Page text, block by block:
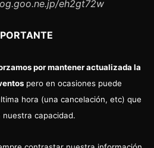
eh2gt72w
por mantener actualizada la
pero en ocasiones puede
hora (una cancelación, etc) que
nuestra capacidad.